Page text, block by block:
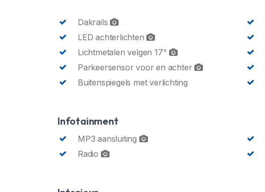
Dakrails
LED achterlichten
Lichtmetalen velgen 17"
Parkeersensor voor en achter
Buitenspiegels met verlichting
Infotainment
MP3 aansluiting
Radio